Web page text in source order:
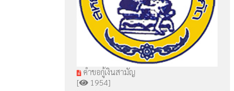
คำขอกู้เงินสามัญ
[
1954]